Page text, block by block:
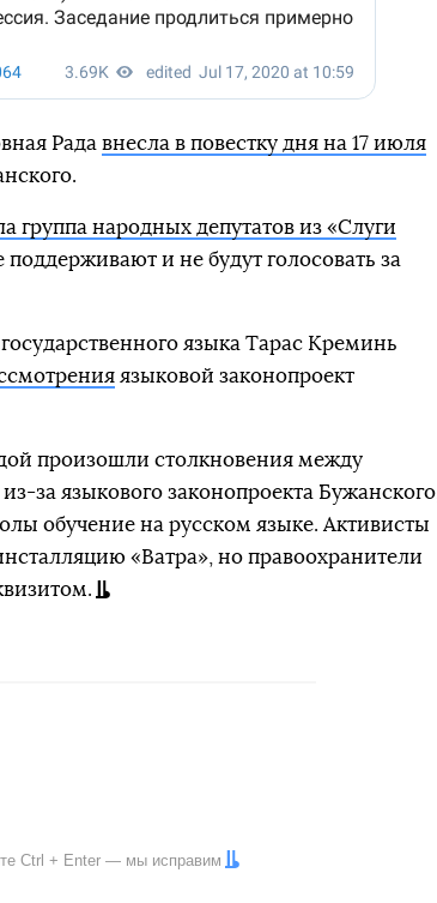
Рада внесла в повестку дня на 17 июля
группа народных депутатов из «Слуги
и не будут голосовать за
языка Тарас Креминь
языковой законопроект
произошли столкновения между
за языкового законопроекта Бужанского,
обучение на русском языке. Активисты
«Ватра», но правоохранители
Ctrl + Enter — мы исправим